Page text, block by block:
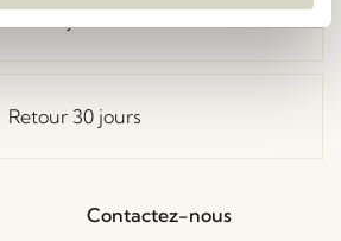
Retour 30 jours
Contactez-nous